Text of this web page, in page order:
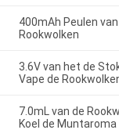
400mAh Peulen
Rookwolken
3.6V van het de
Vape de
7.0mL van de
Koel de